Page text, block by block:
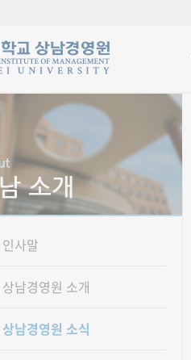
인사말
상남경영원 소개
상남경영원 소식